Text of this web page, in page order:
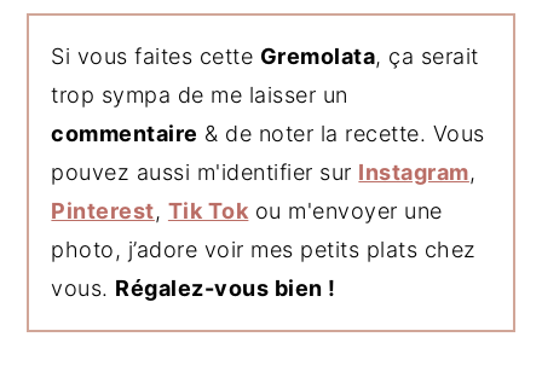
Si vous faites cette Gremolata, ça serait
trop sympa de me laisser un
commentaire & de noter la recette. Vous
pouvez aussi m'identifier sur Instagram,
Pinterest, Tik Tok ou m'envoyer une
photo, j’adore voir mes petits plats chez
vous. Régalez-vous bien !